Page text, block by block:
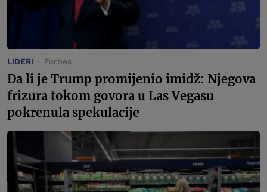
LIDERI Forbes
Da li je Trump promijenio imidž: Njegova
frizura tokom govora u Las Vegasu
pokrenula spekulacije